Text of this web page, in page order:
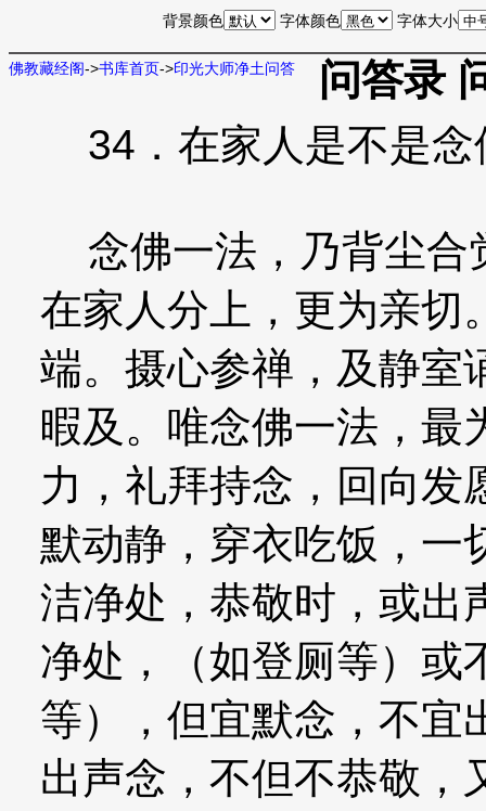
背景颜色 字体颜色 字体大小
佛教藏经阁->书库首页->印光大师净土问答
问答录
34．在家人是不是念
念佛一法，乃背尘合
在家人分上，更为亲切
端。摄心参禅，及静室
暇及。唯念佛一法，最
力，礼拜持念，回向发
默动静，穿衣吃饭，一
洁净处，恭敬时，或出
净处，（如登厕等）或
等），但宜默念，不宜
出声念，不但不恭敬，